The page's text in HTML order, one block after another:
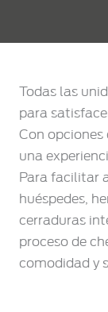
Todas las
para
Con
una
Para facilitar
huéspedes,
cerraduras
proceso de
comodidad y